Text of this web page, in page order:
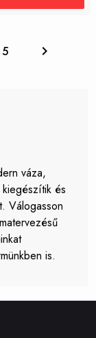
5
váza,
és
Válogasson
is.